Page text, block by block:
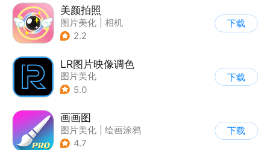
美颜拍照
图片美化
相机
2.2
下载
LR图片映像调色
图片美化
5.0
下载
画画图
图片美化
绘画涂鸦
4.7
下载